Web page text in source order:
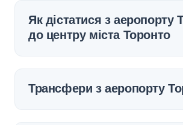
Як дістатися з аеропорту
до центру міста Торонто
Трансфери з аеропорту